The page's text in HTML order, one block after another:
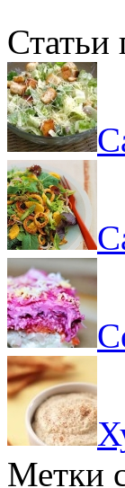
Статьи
Метки